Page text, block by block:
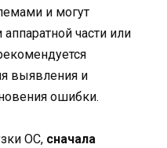
и могут
части или
выявления и
ошибки.
ОС, сначала